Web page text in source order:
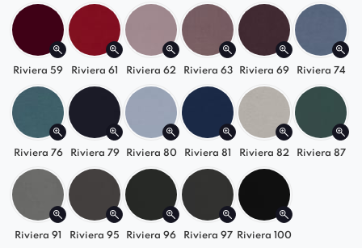
komponuje się z Twoim wnętrzem i podkreśla
jego styl.
Idealny wybór do różnych aranżacji
SOFIA sprawdzi się zarówno w przestrzeniach
nowoczesnych, skandynawskich, loftowych, jak i
eleganckich wnętrzach glamour. Uniwersalność
tego modułu sprawia, że z łatwością dostosujesz
go do swojego salonu, sypialni lub biura.
Wybierz element SOFIA i ciesz się luksusowym
Riviera 59 Riviera 61 Riviera 62 Riviera 63 Riviera 69 Riviera 74
Riviera 76 Riviera 79 Riviera 80 Riviera 81 Riviera 82 Riviera 87
Riviera 91 Riviera 95 Riviera 96 Riviera 97 Riviera 100